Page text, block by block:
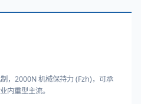
，2000N 机械保持力 (Fzh)，可承
内重型主流。